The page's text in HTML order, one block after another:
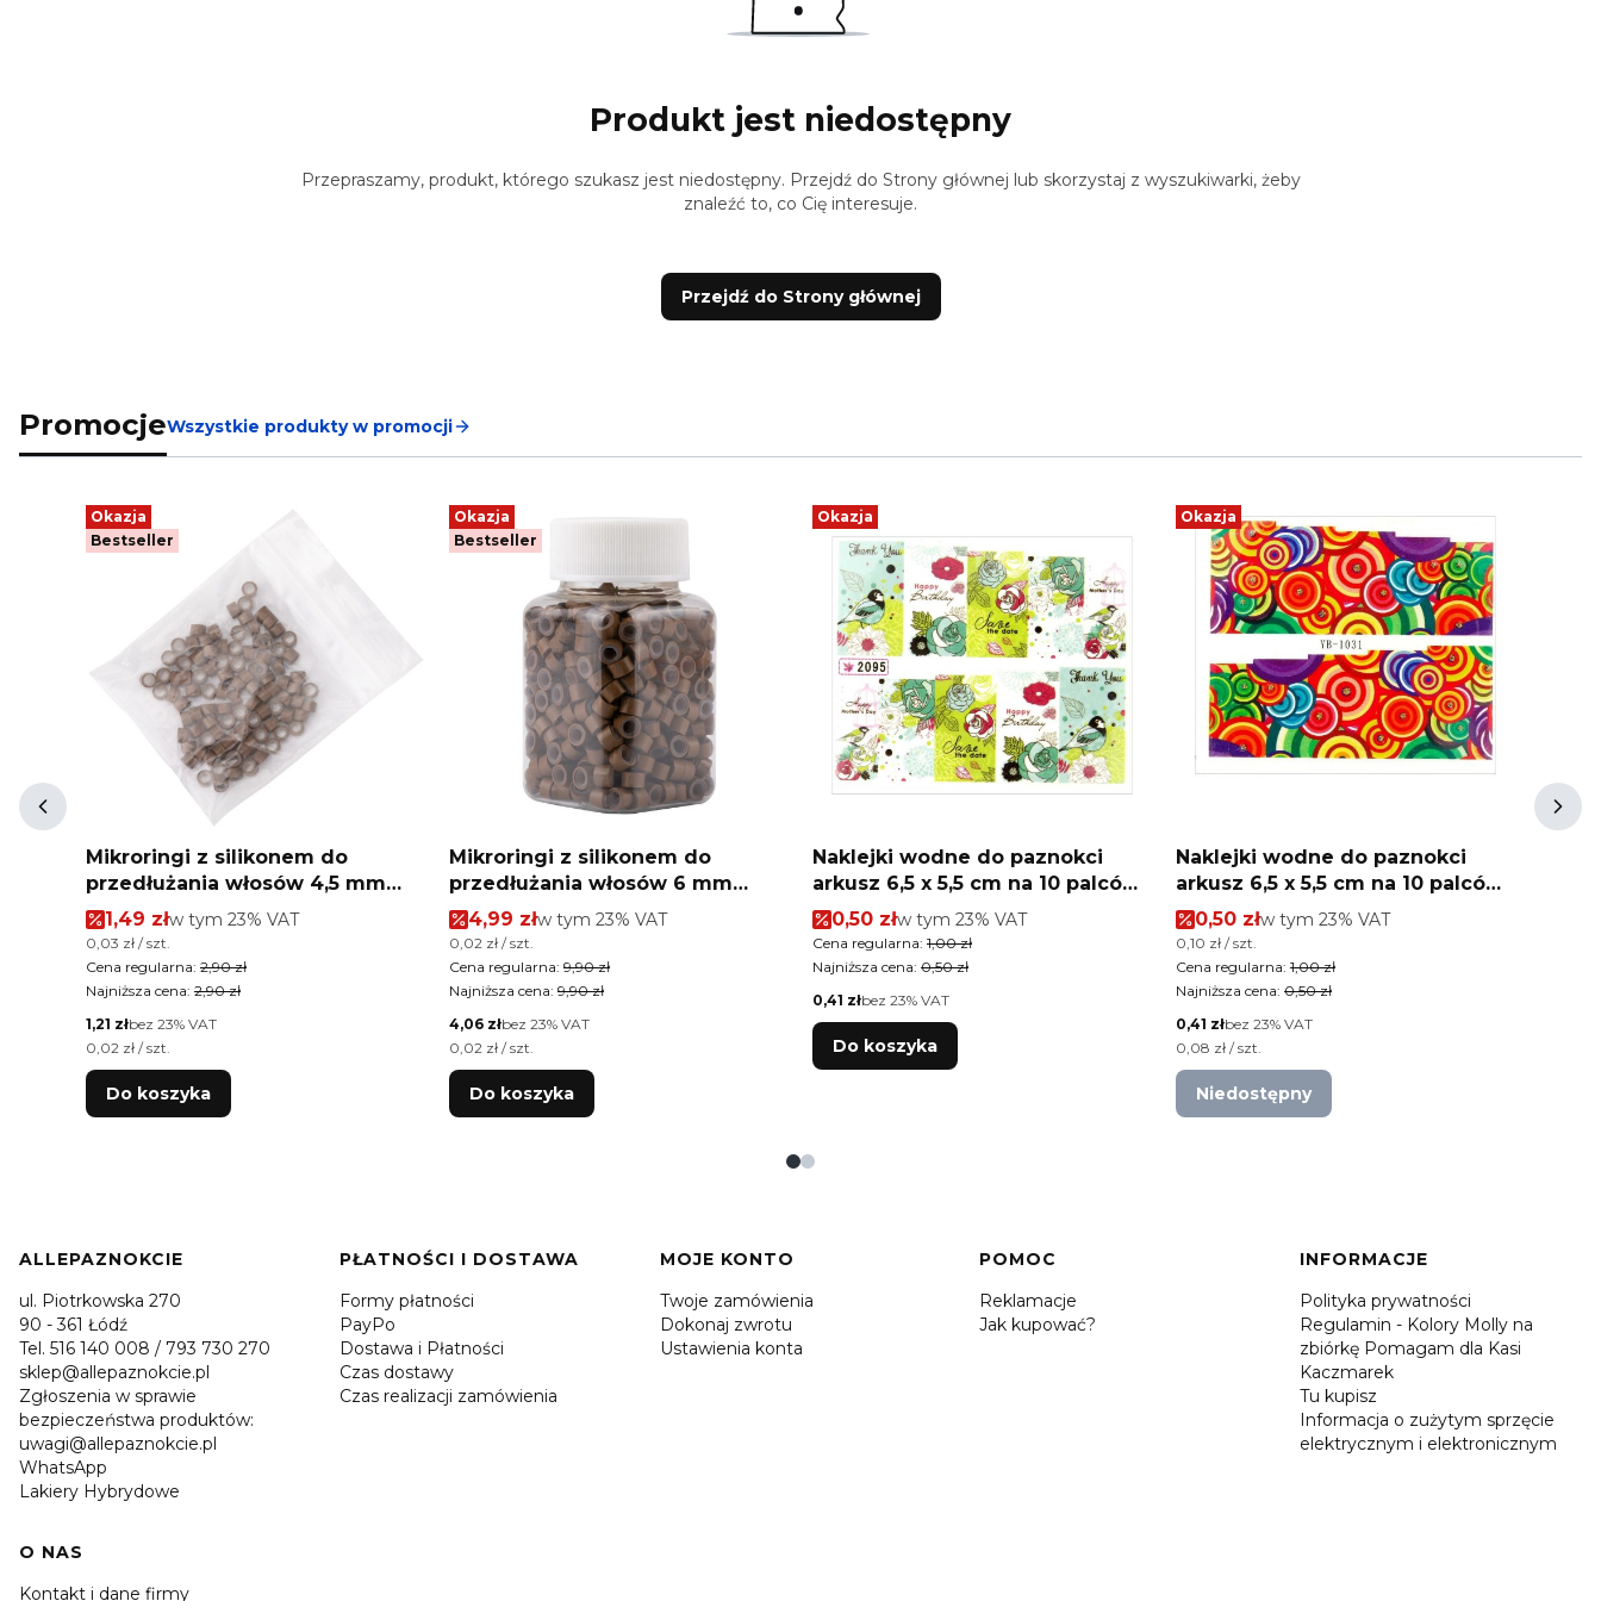
Produkt jest niedostępny
Przepraszamy, produkt, którego szukasz jest niedostępny. Przejdź do Strony głównej lub skorzystaj z wyszukiwarki, żeby
znaleźć to, co Cię interesuje.
Przejdź do Strony głównej
PromocjeWszystkie produkty w promocji
Okazja
Bestseller
Mikroringi z silikonem do
przedłużania włosów 4,5 mm
kolor Nr 5 woreczek 100 szt
Cena promocyjna brutto
1,49 złw tym %s VAT
w tym 23% VAT
Cena jednostkowa brutto
0,03 zł / szt.
Cena regularna: 2,90 zł
Najniższa cena: 2,90 zł
Cena netto
1,21 złbez 23% VAT
Cena jednostkowa netto
0,02 zł / szt.
Do koszyka
Okazja
Bestseller
Mikroringi z silikonem do
przedłużania włosów 6 mm
kolor Nr 6 500 szt
Cena promocyjna brutto
4,99 złw tym %s VAT
w tym 23% VAT
Cena jednostkowa brutto
0,02 zł / szt.
Cena regularna: 9,90 zł
Najniższa cena: 9,90 zł
Cena netto
4,06 złbez 23% VAT
Cena jednostkowa netto
0,02 zł / szt.
Do koszyka
Okazja
Naklejki wodne do paznokci
arkusz 6,5 x 5,5 cm na 10 palców
Nr 2095
Cena promocyjna brutto
0,50 złw tym %s VAT
w tym 23% VAT
Cena regularna: 1,00 zł
Najniższa cena: 0,50 zł
Cena netto
0,41 złbez 23% VAT
Do koszyka
Okazja
Naklejki wodne do paznokci
arkusz 6,5 x 5,5 cm na 10 palców
yb Nr 1031
Cena promocyjna brutto
0,50 złw tym %s VAT
w tym 23% VAT
Cena jednostkowa brutto
0,10 zł / szt.
Cena regularna: 1,00 zł
Najniższa cena: 0,50 zł
Cena netto
0,41 złbez 23% VAT
Cena jednostkowa netto
0,08 zł / szt.
Niedostępny
Linki w stopce
ALLEPAZNOKCIE
ul. Piotrkowska 270
90 - 361 Łódź
Tel. 516 140 008 / 793 730 270
sklep@allepaznokcie.pl
Zgłoszenia w sprawie
bezpieczeństwa produktów:
uwagi@allepaznokcie.pl
WhatsApp
Lakiery Hybrydowe
PŁATNOŚCI I DOSTAWA
Formy płatności
PayPo
Dostawa i Płatności
Czas dostawy
Czas realizacji zamówienia
MOJE KONTO
Twoje zamówienia
Dokonaj zwrotu
Ustawienia konta
POMOC
Reklamacje
Jak kupować?
INFORMACJE
Polityka prywatności
Regulamin - Kolory Molly na
zbiórkę Pomagam dla Kasi
Kaczmarek
Tu kupisz
Informacja o zużytym sprzęcie
elektrycznym i elektronicznym
O NAS
Kontakt i dane firmy